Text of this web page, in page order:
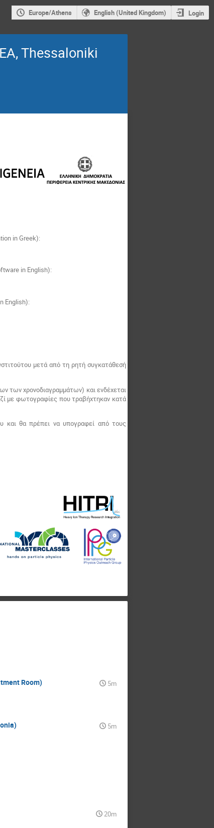
Europe/Athens English (United Kingdom) Login
Thessaloniki
in Greek):
in English):
English):
μετά από τη ρητή συγκατάθεσή
των χρονοδιαγραμμάτων) και ενδέχεται
με φωτογραφίες που τραβήχτηκαν κατά
και θα πρέπει να υπογραφεί από τους
Room)
5m
5m
20m